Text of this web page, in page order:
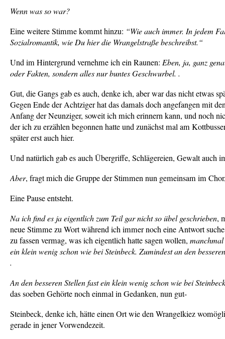
Wenn was so war?
Eine weitere Stimme kommt hinzu: “Wie auch immer. In jedem
Sozialromantik, wie Du hier die Wrangelstraße beschreibst.“
Und im Hintergrund vernehme ich ein Raunen: Eben, ja, ganz
oder Fakten, sondern alles nur buntes Geschwurbel. .
Gut, die Gangs gab es auch, denke ich, aber war das nicht etwas
Gegen Ende der Achtziger hat das damals doch angefangen mit
Anfang der Neunziger, soweit ich mich erinnern kann, und noch
der ich zu erzählen begonnen hatte und zunächst mal am
später erst auch hier.
Und natürlich gab es auch Übergriffe, Schlägereien, Gewalt auch
Aber, fragt mich die Gruppe der Stimmen nun gemeinsam im
Eine Pause entsteht.
Na ich find es ja eigentlich zum Teil gar nicht so übel geschrieben,
neue Stimme zu Wort während ich immer noch eine Antwort
zu fassen vermag, was ich eigentlich hatte sagen wollen,
ein klein wenig schon wie bei Steinbeck. Zumindest an den
.
An den besseren Stellen fast ein klein wenig schon wie bei Steinbeck
das soeben Gehörte noch einmal in Gedanken, nun gut-
Steinbeck, denke ich, hätte einen Ort wie den Wrangelkiez
gerade in jener Vorwendezeit.